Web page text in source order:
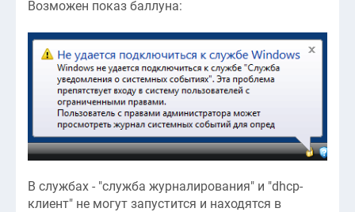
Возможен показ баллуна:
В службах - "служба журналирования" и "dhcp-
клиент" не могут запустится и находятся в